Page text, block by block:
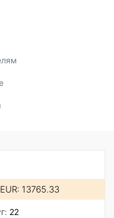
EUR: 13765.33
22